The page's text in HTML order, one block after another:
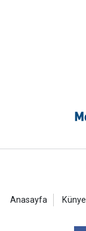
Anasayfa Künye